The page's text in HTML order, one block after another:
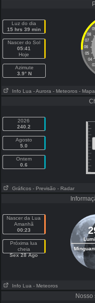
Luz do dia
15 hrs 39 min
Nascer do Sol
05:41
Hoje
Azimute
3.9° N
08
07
06
05
04
Info Lua - Aurora - Meteoros - Mapa
2026
240.2
Agosto
5.0
Ontem
0.6
Gráficos - Previsão - Radar
Nascer da Lua
Amanhã
00:23
Próxima lua
cheia
Sex 28 Ago
Info Lua - Meteoros
Nosso